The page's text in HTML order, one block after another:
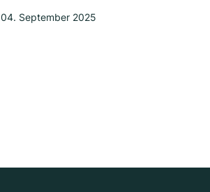
04. September 2025